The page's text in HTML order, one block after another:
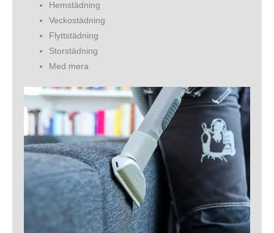
Hemstädning
Veckostädning
Flyttstädning
Storstädning
Med mera